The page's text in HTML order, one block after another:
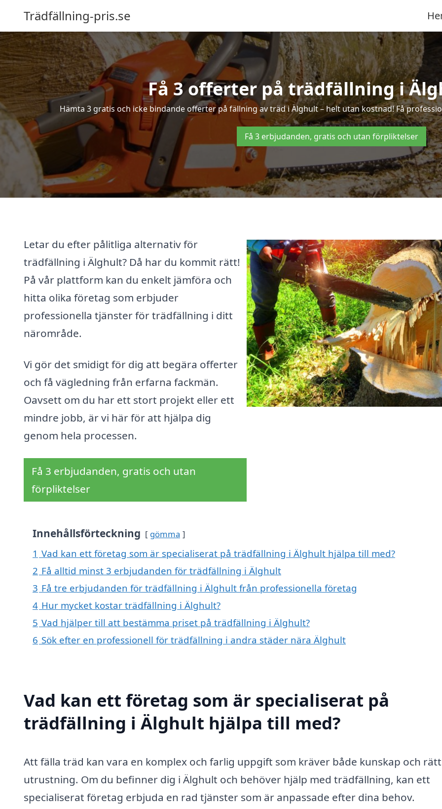
Trädfällning-pris.se
Få 3 offerter på trädfällning i
Hämta 3 gratis och icke bindande offerter på fällning av träd i Älghult – helt utan kostnad! Få
Få 3 erbjudanden, gratis och utan förpliktelser
Letar du efter pålitliga alternativ för
trädfällning i Älghult? Då har du kommit rätt!
På vår plattform kan du enkelt jämföra och
hitta olika företag som erbjuder
professionella tjänster för trädfällning i ditt
närområde.
Vi gör det smidigt för dig att begära offerter
och få vägledning från erfarna fackmän.
Oavsett om du har ett stort projekt eller ett
mindre jobb, är vi här för att hjälpa dig
genom hela processen.
Få 3 erbjudanden, gratis och utan
förpliktelser
Innehållsförteckning gömma
1 Vad kan ett företag som är specialiserat på trädfällning i Älghult hjälpa till med?
2 Få alltid minst 3 erbjudanden för trädfällning i Älghult
3 Få tre erbjudanden för trädfällning i Älghult från professionella företag
4 Hur mycket kostar trädfällning i Älghult?
5 Vad hjälper till att bestämma priset på trädfällning i Älghult?
6 Sök efter en professionell för trädfällning i andra städer nära Älghult
Vad kan ett företag som är specialiserat på
trädfällning i Älghult hjälpa till med?
Att fälla träd kan vara en komplex och farlig uppgift som kräver både kunskap och rätt
utrustning. Om du befinner dig i Älghult och behöver hjälp med trädfällning, kan ett
specialiserat företag erbjuda en rad tjänster som är anpassade efter dina behov.